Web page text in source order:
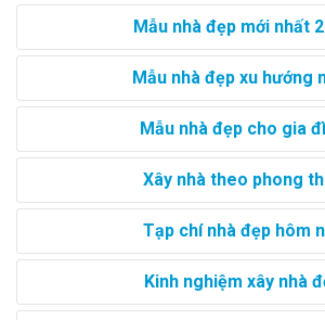
Mẫu nhà đẹp mới nhất
Mẫu nhà đẹp xu hướng
Mẫu nhà đẹp cho gia
Xây nhà theo phong
Tạp chí nhà đẹp hôm
Kinh nghiệm xây nhà